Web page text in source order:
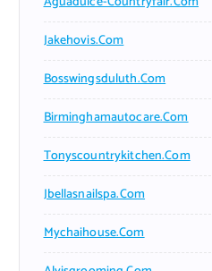
Jakehovis.com
Bosswingsduluth.com
Birminghamautocare.com
Tonyscountrykitchen.com
Jbellasnailspa.com
Mychaihouse.com